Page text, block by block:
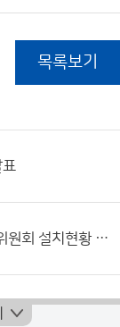
목록보기
2025년도 3분기 기상청 행정기관위원회 설치현황 및 활동내역서